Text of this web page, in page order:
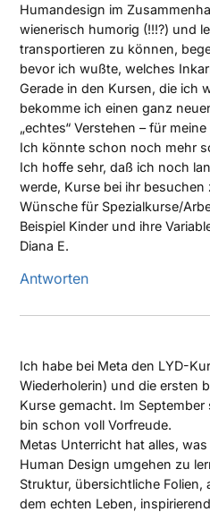
Humandesign im
wienerisch humorig (!!!?) und
transportieren zu können,
bevor ich wußte, welches
Gerade in den Kursen, die ich
bekomme ich einen ganz
„echtes“ Verstehen – für
Ich könnte schon noch mehr
Ich hoffe sehr, daß ich noch
werde, Kurse bei ihr
Wünsche für Spezialkurse/
Beispiel Kinder und ihre
Diana E.
Antworten
Ich habe bei Meta den LYD-
Wiederholerin) und die ersten
Kurse gemacht. Im
bin schon voll Vorfreude.
Metas Unterricht hat alles,
Human Design umgehen zu
Struktur, übersichtliche Folien,
dem echten Leben,